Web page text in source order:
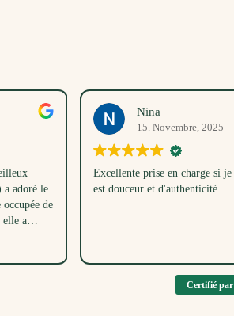
a adoré le
occupée de
elle a
merci
Nina
15. Novembre, 2025
Excellente prise en charge si
est douceur et d'authenticité
Certifié